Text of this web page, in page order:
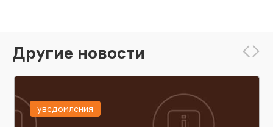
Другие новости
уведомления